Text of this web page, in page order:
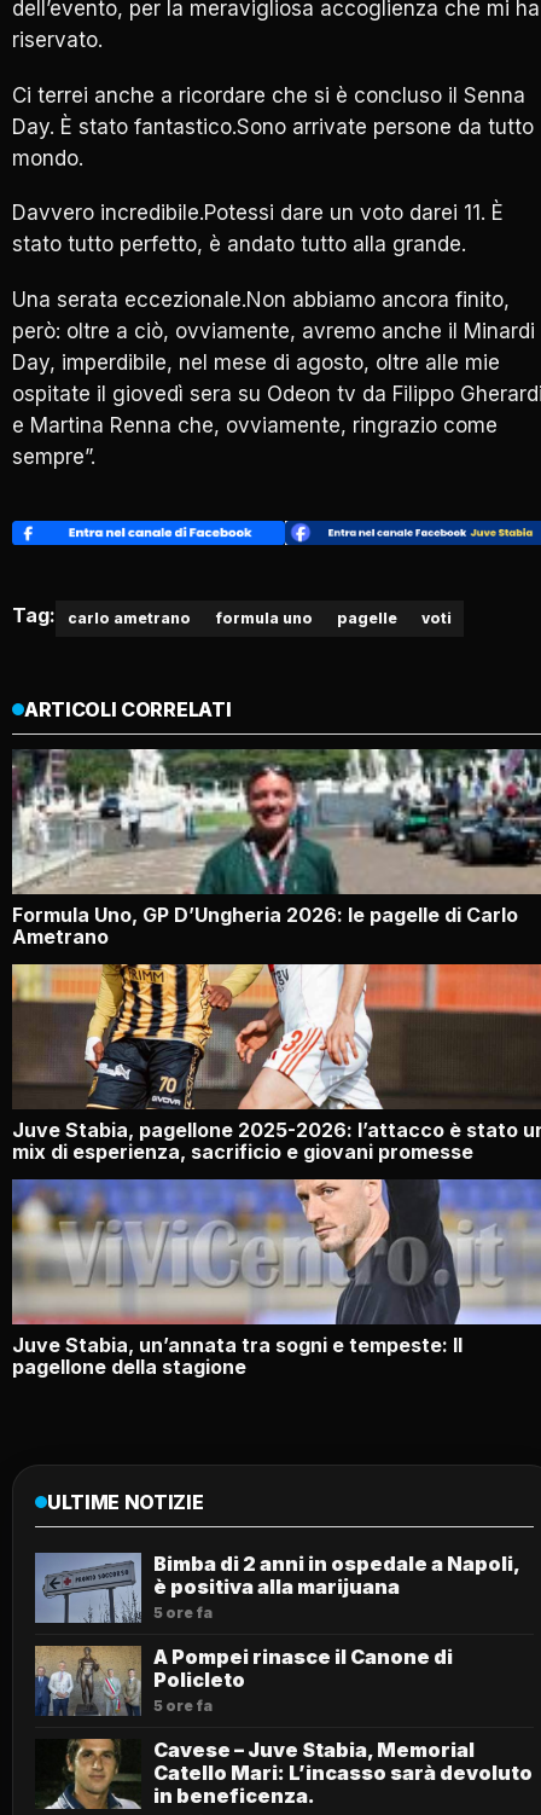
dell’evento, per la meravigliosa accoglienza che mi ha
riservato.
Ci terrei anche a ricordare che si è concluso il Senna
Day. È stato fantastico.Sono arrivate persone da tutto
mondo.
Davvero incredibile.Potessi dare un voto darei 11. È
stato tutto perfetto, è andato tutto alla grande.
Una serata eccezionale.Non abbiamo ancora finito,
però: oltre a ciò, ovviamente, avremo anche il Minardi
Day, imperdibile, nel mese di agosto, oltre alle mie
ospitate il giovedì sera su Odeon tv da Filippo
e Martina Renna che, ovviamente, ringrazio come
sempre”.
Tag: carlo ametrano formula uno pagelle voti
ARTICOLI CORRELATI
Formula Uno, GP D’Ungheria 2026: le pagelle di Carlo
Ametrano
Juve Stabia, pagellone 2025-2026: l’attacco è stato
mix di esperienza, sacrificio e giovani promesse
Juve Stabia, un’annata tra sogni e tempeste: Il
pagellone della stagione
ULTIME NOTIZIE
Bimba di 2 anni in ospedale a Napoli,
è positiva alla marijuana
5 ore fa
A Pompei rinasce il Canone di
Policleto
5 ore fa
Cavese – Juve Stabia, Memorial
Catello Mari: L’incasso sarà devoluto
in beneficenza.